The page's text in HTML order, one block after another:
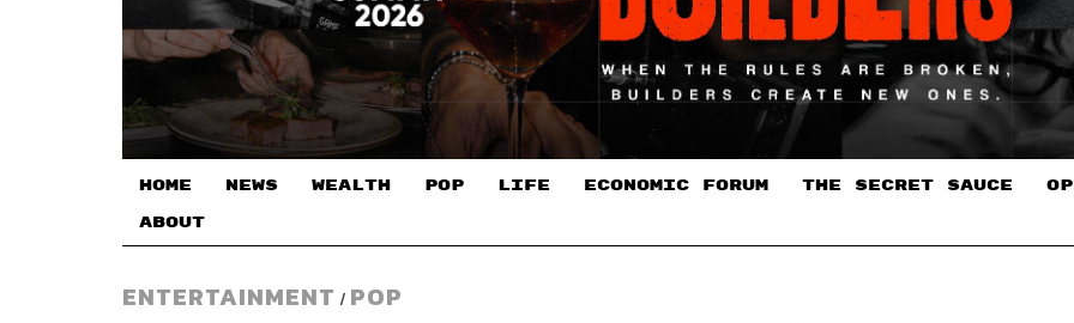
HOME NEWS WEALTH POP LIFE ECONOMIC FORUM THE SECRET SAUCE​
ABOUT
ENTERTAINMENT / POP